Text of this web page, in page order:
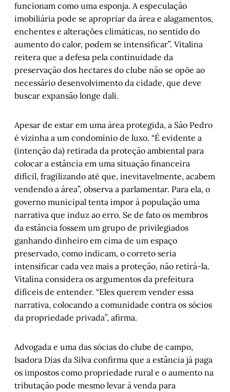
funcionam como uma esponja. A especulação
imobiliária pode se apropriar da área e alagamentos,
enchentes e alterações climáticas, no sentido do
aumento do calor, podem se intensificar”. Vitalina
reitera que a defesa pela continuidade da
preservação dos hectares do clube não se opõe ao
necessário desenvolvimento da cidade, que deve
buscar expansão longe dali.
Apesar de estar em uma área protegida, a São Pedro
é vizinha a um condomínio de luxo. “É evidente a
(intenção da) retirada da proteção ambiental para
colocar a estância em uma situação financeira
difícil, fragilizando até que, inevitavelmente, acabem
vendendo a área”, observa a parlamentar. Para ela, o
governo municipal tenta impor à população uma
narrativa que induz ao erro. Se de fato os membros
da estância fossem um grupo de privilegiados
ganhando dinheiro em cima de um espaço
preservado, como indicam, o correto seria
intensificar cada vez mais a proteção, não retirá-la.
Vitalina considera os argumentos da prefeitura
difíceis de entender. “Eles querem vender essa
narrativa, colocando a comunidade contra os sócios
da propriedade privada”, afirma.
Advogada e uma das sócias do clube de campo,
Isadora Dias da Silva confirma que a estância já paga
os impostos como propriedade rural e o aumento na
tributação pode mesmo levar à venda para